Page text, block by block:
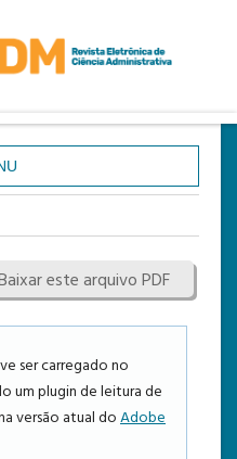
este arquivo PDF
ser carregado no
um plugin de leitura de
versão atual doAdobe